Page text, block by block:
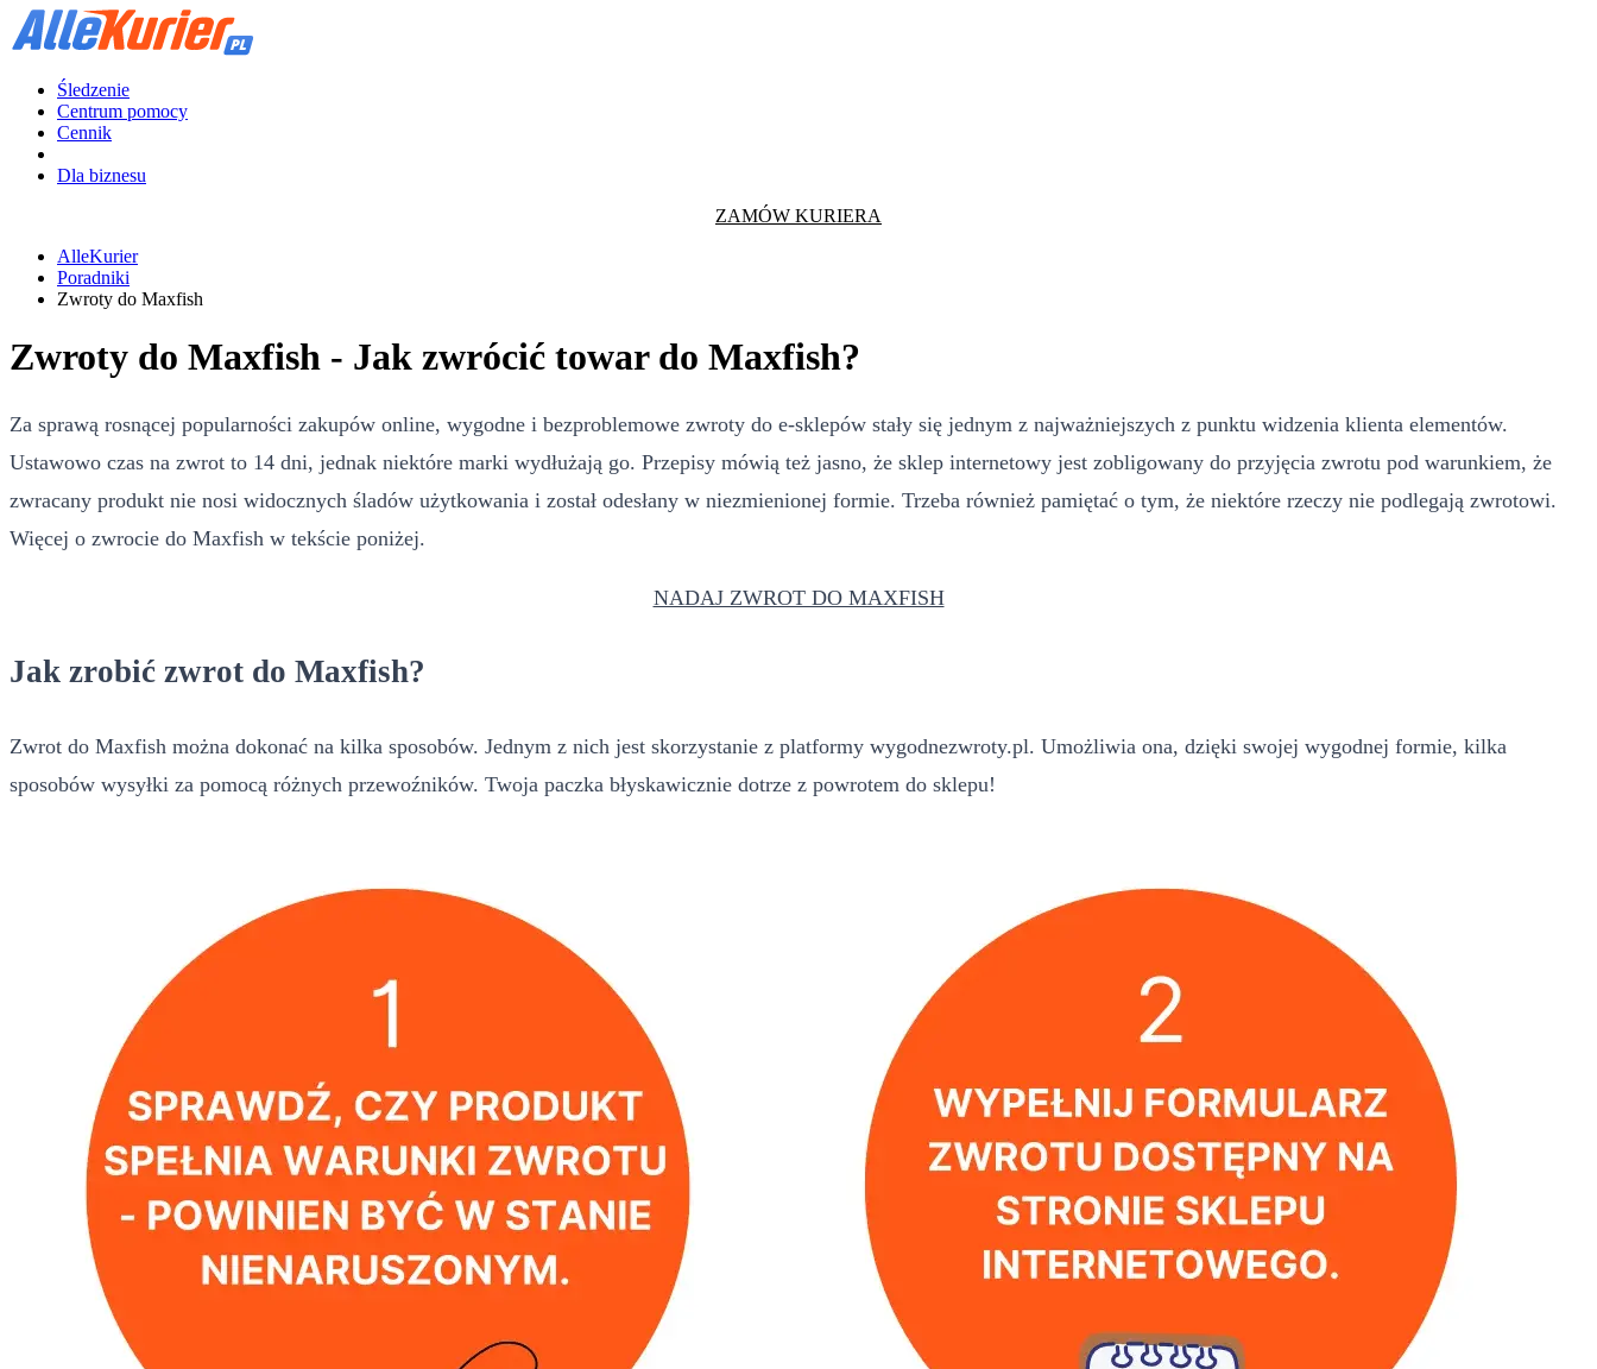
Śledzenie
Centrum pomocy
Cennik
Dla biznesu
ZAMÓW KURIERA
AlleKurier
Poradniki
Zwroty do Maxfish
Zwroty do Maxfish - Jak zwrócić towar do Maxfish?
Za sprawą rosnącej popularności zakupów online, wygodne i bezproblemowe zwroty do e-sklepów stały się jednym z najważniejszych z punktu widzenia klienta elementów.
Ustawowo czas na zwrot to 14 dni, jednak niektóre marki wydłużają go. Przepisy mówią też jasno, że sklep internetowy jest zobligowany do przyjęcia zwrotu pod warunkiem, że
zwracany produkt nie nosi widocznych śladów użytkowania i został odesłany w niezmienionej formie. Trzeba również pamiętać o tym, że niektóre rzeczy nie podlegają zwrotowi.
Więcej o zwrocie do Maxfish w tekście poniżej.
NADAJ ZWROT DO MAXFISH
Jak zrobić zwrot do Maxfish?
Zwrot do Maxfish można dokonać na kilka sposobów. Jednym z nich jest skorzystanie z platformy wygodnezwroty.pl. Umożliwia ona, dzięki swojej wygodnej formie, kilka
sposobów wysyłki za pomocą różnych przewoźników. Twoja paczka błyskawicznie dotrze z powrotem do sklepu!